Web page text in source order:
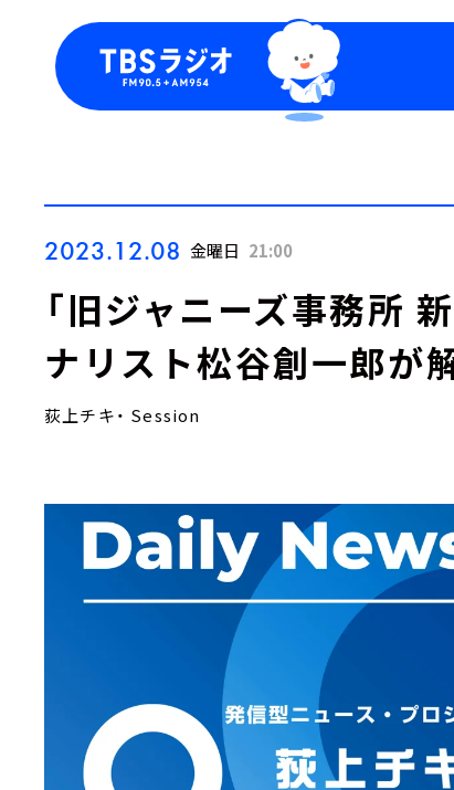
2023.12.08 金曜日 21:00
「旧ジャニーズ事務所
ナリスト松谷創一郎が
荻上チキ・ Session